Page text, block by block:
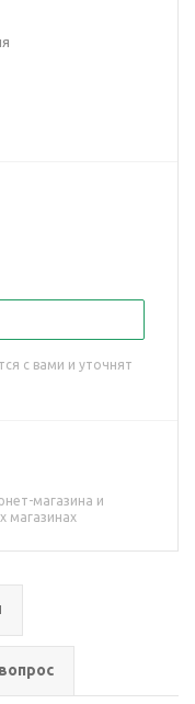
с вами и уточнят
магазина и
магазинах